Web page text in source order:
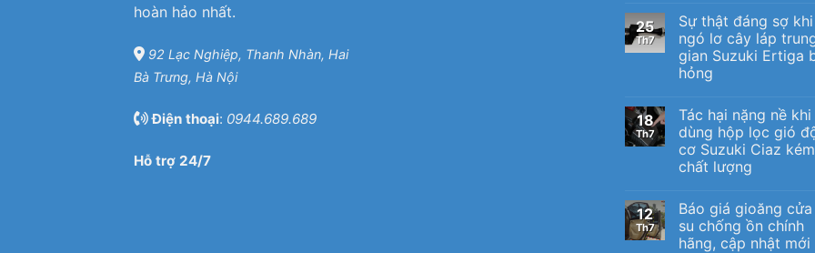
hoàn hảo nhất.
92 Lạc Nghiệp, Thanh Nhàn, Hai
Bà Trưng, Hà Nội
Điện thoại: 0944.689.689
Hỗ trợ 24/7
25
Th7
Sự thật đáng sợ khi
ngó lơ cây láp
gian Suzuki Ertiga
hỏng
18
Th7
Tác hại nặng nề khi
dùng hộp lọc gió
cơ Suzuki Ciaz kém
chất lượng
12
Th7
Báo giá gioăng
su chống ồn chính
hãng, cập nhật mới